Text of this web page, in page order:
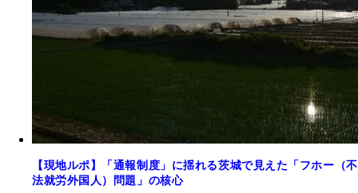
【現地ルポ】「通報制度」に揺れる茨城で見えた「フホー（不
法就労外国人）問題」の核心